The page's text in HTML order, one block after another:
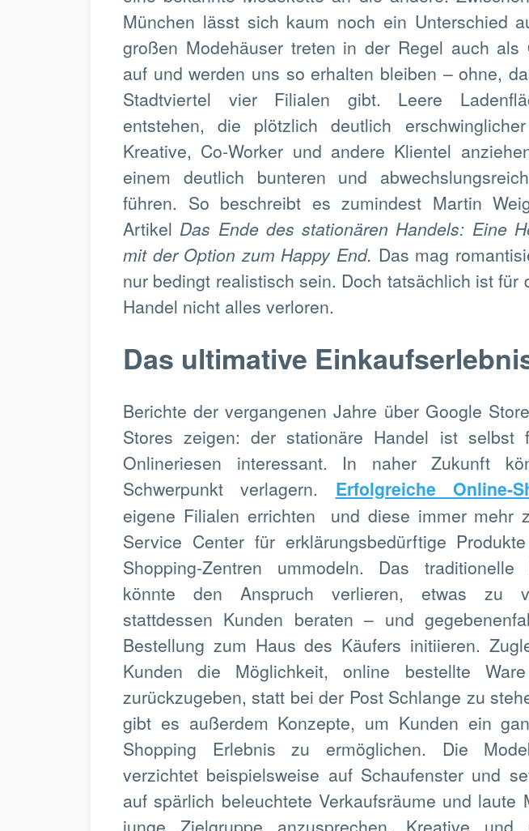
München lässt sich kaum noch ein Unterschied
großen Modehäuser treten in der Regel auch als
auf und werden uns so erhalten bleiben – ohne,
Stadtviertel vier Filialen gibt. Leere
entstehen, die plötzlich deutlich
Kreative, Co-Worker und andere Klientel
einem deutlich bunteren und
führen. So beschreibt es zumindest Martin
Artikel Das Ende des stationären Handels: Eine
mit der Option zum Happy End. Das mag
nur bedingt realistisch sein. Doch tatsächlich ist für
Handel nicht alles verloren.
Das ultimative
Berichte der vergangenen Jahre über Google
Stores zeigen: der stationäre Handel ist selbst
Onlineriesen interessant. In naher Zukunft
Schwerpunkt verlagern. Erfolgreiche Online-
eigene Filialen errichten und diese immer mehr
Service Center für erklärungsbedürftige
Shopping-Zentren ummodeln. Das traditionelle
könnte den Anspruch verlieren, etwas zu
stattdessen Kunden beraten – und
Bestellung zum Haus des Käufers initiieren.
Kunden die Möglichkeit, online bestellte
zurückzugeben, statt bei der Post Schlange zu
gibt es außerdem Konzepte, um Kunden ein
Shopping Erlebnis zu ermöglichen. Die
verzichtet beispielsweise auf Schaufenster und
auf spärlich beleuchtete Verkaufsräume und laute
junge Zielgruppe anzusprechen. Kreative und